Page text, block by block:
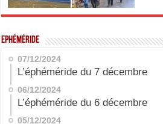
Ephéméride
07/12/2024
L’éphéméride du 7 décembre
06/12/2024
L’éphéméride du 6 décembre
05/12/2024